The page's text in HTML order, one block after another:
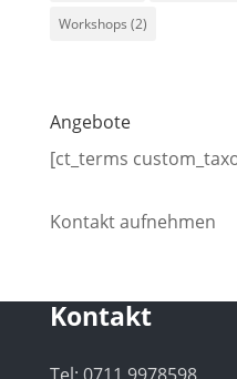
Workshops (2)
Angebote
[ct_terms
Kontakt aufnehmen
Kontakt